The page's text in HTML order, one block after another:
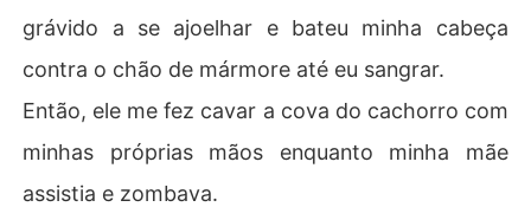
grávido a se ajoelhar e bateu minha cabeça
contra o chão de mármore até eu sangrar.
Então, ele me fez cavar a cova do cachorro com
minhas próprias mãos enquanto minha mãe
assistia e zombava.